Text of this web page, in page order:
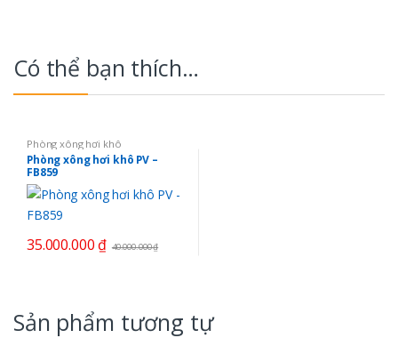
Có thể bạn thích…
Phòng xông hơi khô
Phòng xông hơi khô PV –
FB859
35.000.000 ₫ 40.000.000₫
Sản phẩm tương tự